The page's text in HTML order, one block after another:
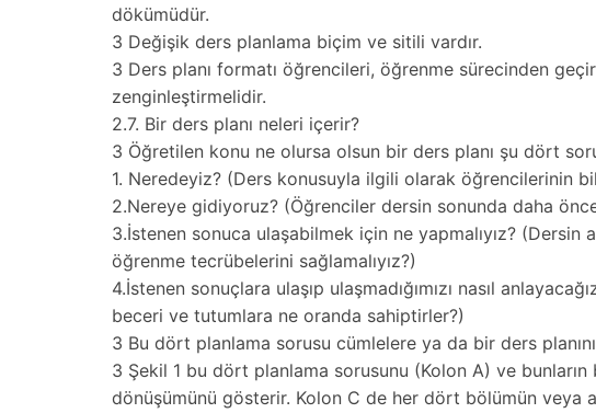
dökümüdür.
3 Değişik ders planlama biçim ve sitili vardır.
3 Ders planı formatı öğrencileri, öğrenme sürecinden
zenginleştirmelidir.
2.7. Bir ders planı neleri içerir?
3 Öğretilen konu ne olursa olsun bir ders planı şu dört
1. Neredeyiz? (Ders konusuyla ilgili olarak öğrencilerinin
2.Nereye gidiyoruz? (Öğrenciler dersin sonunda daha
3.İstenen sonuca ulaşabilmek için ne yapmalıyız? (Dersin
öğrenme tecrübelerini sağlamalıyız?)
4.İstenen sonuçlara ulaşıp ulaşmadığımızı nasıl
beceri ve tutumlara ne oranda sahiptirler?)
3 Bu dört planlama sorusu cümlelere ya da bir ders
3 Şekil 1 bu dört planlama sorusunu (Kolon A) ve bunların
dönüşümünü gösterir. Kolon C de her dört bölümün veya